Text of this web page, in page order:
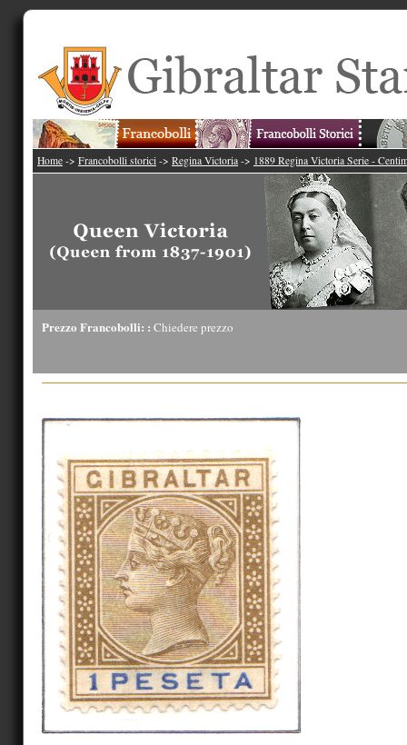
Home -> Francobolli storici -> Regina Victoria -> 1889 Regina Victoria Serie -
Prezzo Francobolli: : Chiedere prezzo